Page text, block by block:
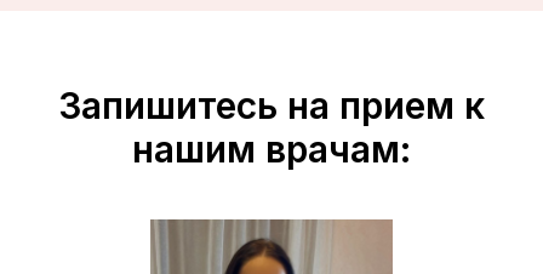
Запишитесь на прием к
нашим врачам: